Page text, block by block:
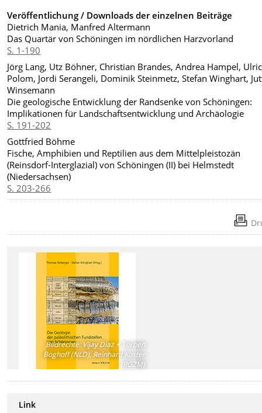
Veröffentlichung / Downloads der einzelnen Beiträge
Dietrich Mania, Manfred Altermann
Das Quartär von Schöningen im nördlichen Harzvorland
S. 1-190
Jörg Lang, Utz Böhner, Christian Brandes, Andrea Hampel,
Polom, Jordi Serangeli, Dominik Steinmetz, Stefan Winghart,
Winsemann
Die geologische Entwicklung der Randsenke von Schöningen:
Implikationen für Landschaftsentwicklung und Archäologie
S. 191-202
Gottfried Böhme
Fische, Amphibien und Reptilien aus dem Mittelpleistozän
(Reinsdorf-Interglazial) von Schöningen (II) bei Helmstedt
(Niedersachsen)
S. 203-266
Bildrechte:Vijay Diaz + Torben
Boghoff (NLD), Reinhard Köster
(RGZM)
Link